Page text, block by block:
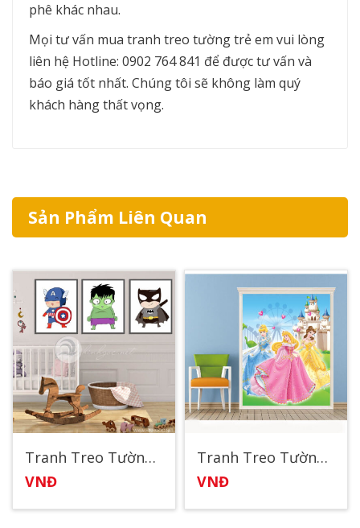
phê khác nhau.
Mọi tư vấn mua tranh treo tường trẻ em vui lòng
liên hệ Hotline: 0902 764 841 để được tư vấn và
báo giá tốt nhất. Chúng tôi sẽ không làm quý
khách hàng thất vọng.
Sản Phẩm Liên Quan
Tranh Treo Tường Trẻ Em 2
VNĐ
Tranh Treo Tường Trẻ Em 12
VNĐ